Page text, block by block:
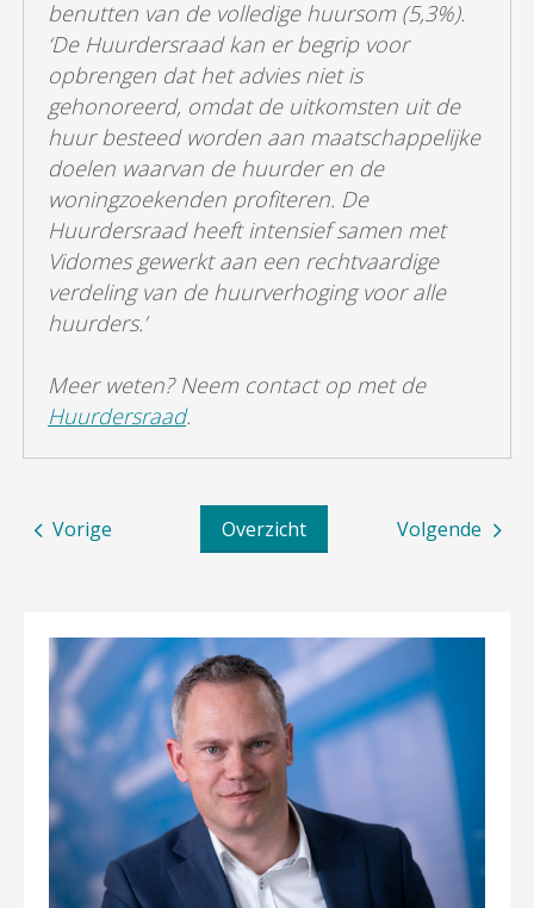
benutten van de volledige huursom (5,3%).
‘De Huurdersraad kan er begrip voor
opbrengen dat het advies niet is
gehonoreerd, omdat de uitkomsten uit de
huur besteed worden aan maatschappelijke
doelen waarvan de huurder en de
woningzoekenden profiteren. De
Huurdersraad heeft intensief samen met
Vidomes gewerkt aan een rechtvaardige
verdeling van de huurverhoging voor alle
huurders.’
Meer weten? Neem contact op met de
Huurdersraad.
Volgende
Overzicht
Vorige